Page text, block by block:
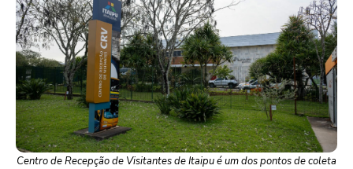
Centro de Recepção de Visitantes de Itaipu é um dos pontos de coleta